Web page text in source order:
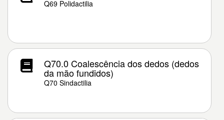
Q69 Polidactilia
Q70.0 Coalescência dos dedos (dedos
da mão fundidos)
Q70 Sindactilia